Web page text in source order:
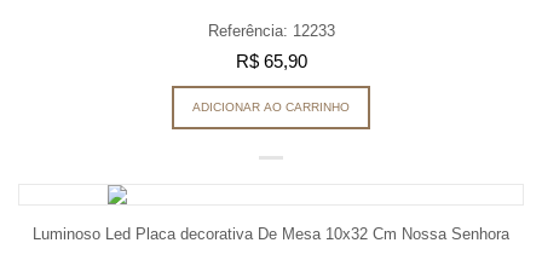
Referência: 12233
R$ 65,90
ADICIONAR AO CARRINHO
Luminoso Led Placa decorativa De Mesa 10x32 Cm Nossa Senhora